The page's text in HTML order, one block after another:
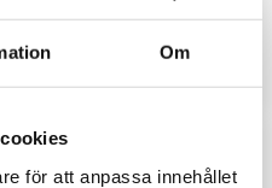
Om
för att anpassa innehållet
i favoriter
metallspänne. Siluettmotiv av en
Lägg